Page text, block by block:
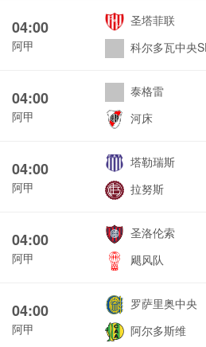
04:00
阿甲
圣塔菲联
科尔多瓦中央
04:00
阿甲
泰格雷
河床
04:00
阿甲
塔勒瑞斯
拉努斯
04:00
阿甲
圣洛伦索
飓风队
04:00
阿甲
罗萨里奥中央
阿尔多斯维